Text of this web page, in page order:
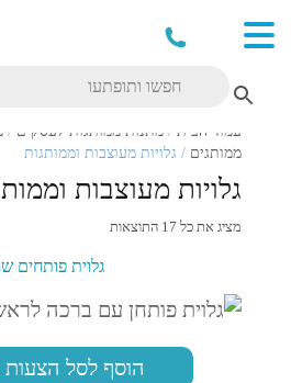
עמוד הבית/ מתנות ממותגות לעסקים /
ממותגים / גלויות מעוצבות וממותגות
גלויות מעוצבות
מציג את כל 17 התוצאות
גלוית פותחים
הוסף לסל